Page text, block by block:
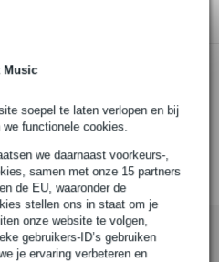
Music
soepel te laten verlopen en bij
functionele cookies.
we daarnaast voorkeurs-,
samen met onze 15 partners
de EU, waaronder de
stellen ons in staat om je
onze website te volgen,
gebruikers-ID’s gebruiken
je ervaring verbeteren en